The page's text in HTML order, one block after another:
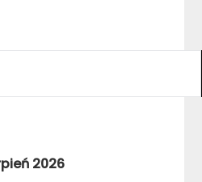
2026